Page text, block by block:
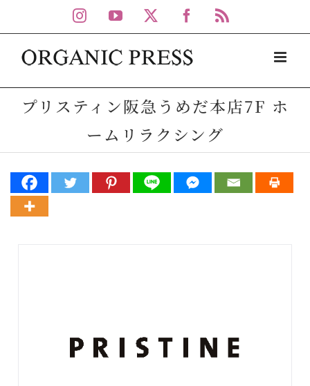
to
content
Instagram
YouTube Facebook
プリスティン阪急うめだ本店7F ホ
ームリラクシング